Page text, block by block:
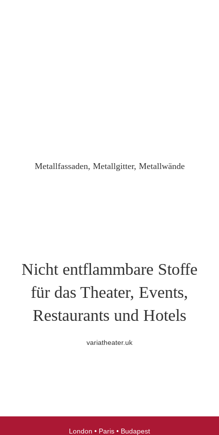
Metallfassaden, Metallgitter, Metallwände
Nicht entflammbare Stoffe
für das Theater, Events,
Restaurants und Hotels
variatheater.uk
London • Paris • Budapest